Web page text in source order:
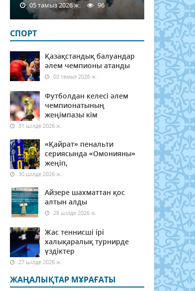
05 тамыз 2026 ж. 96
СПОРТ
Қазақстандық балуандар
әлем чемпионы атанды
03 тамыз 2026 ж.
Футболдан келесі әлем
чемпионатының
жеңімпазы кім
31 шілде 2026 ж.
«Қайрат» пенальти
сериясында «Омонияны»
жеңіп,
30 шілде 2026 ж.
Айзере шахматтан қос
алтын алды
28 шілде 2026 ж.
Жас теннисші ірі
халықаралық турнирде
үздіктер
27 шілде 2026 ж.
ЖАҢАЛЫҚТАР МҰРАҒАТЫ